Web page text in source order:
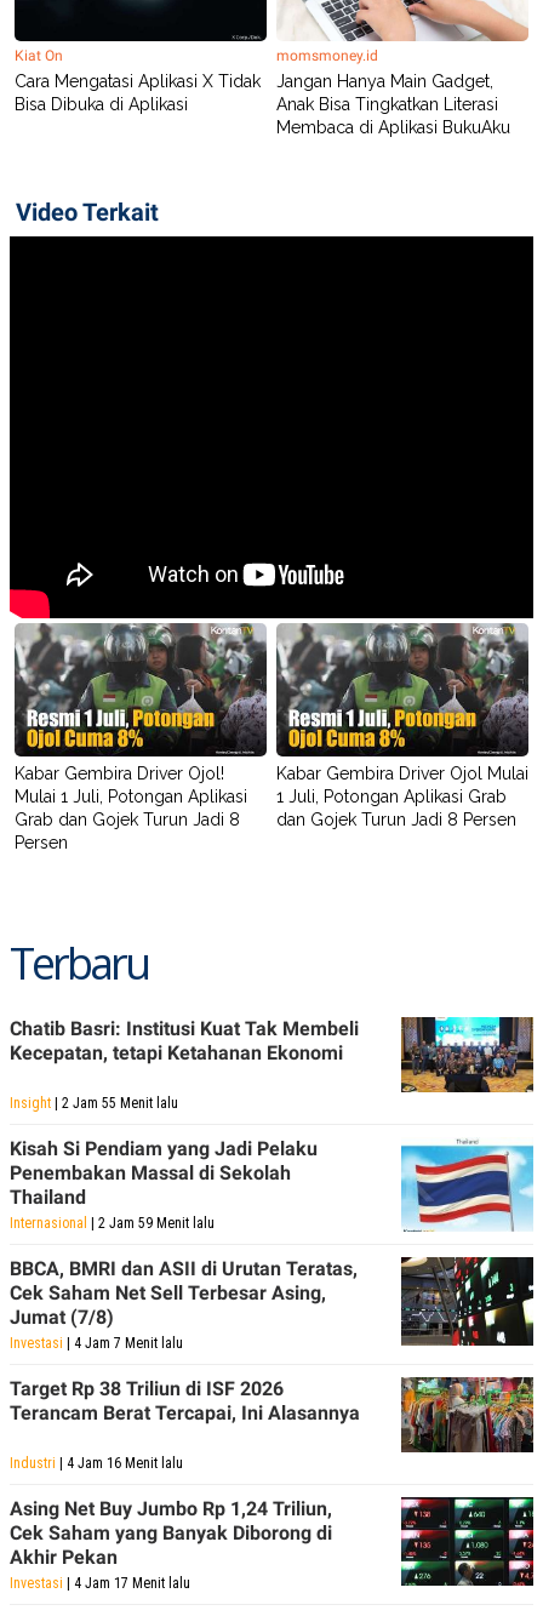
Kiat On
Cara Mengatasi Aplikasi X Tidak
Bisa Dibuka di Aplikasi
momsmoney.id
Jangan Hanya Main Gadget,
Anak Bisa Tingkatkan Literasi
Membaca di Aplikasi BukuAku
Video Terkait
Kabar Gembira Driver Ojol!
Mulai 1 Juli, Potongan Aplikasi
Grab dan Gojek Turun Jadi 8
Persen
Kabar Gembira Driver Ojol Mulai
1 Juli, Potongan Aplikasi Grab
dan Gojek Turun Jadi 8 Persen
Terbaru
Chatib Basri: Institusi Kuat Tak Membeli
Kecepatan, tetapi Ketahanan Ekonomi
Insight | 2 Jam 55 Menit lalu
Kisah Si Pendiam yang Jadi Pelaku
Penembakan Massal di Sekolah
Thailand
Internasional | 2 Jam 59 Menit lalu
BBCA, BMRI dan ASII di Urutan Teratas,
Cek Saham Net Sell Terbesar Asing,
Jumat (7/8)
Investasi | 4 Jam 7 Menit lalu
Target Rp 38 Triliun di ISF 2026
Terancam Berat Tercapai, Ini Alasannya
Industri | 4 Jam 16 Menit lalu
Asing Net Buy Jumbo Rp 1,24 Triliun,
Cek Saham yang Banyak Diborong di
Akhir Pekan
Investasi | 4 Jam 17 Menit lalu